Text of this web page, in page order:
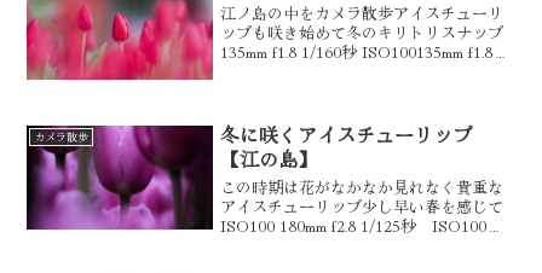
江ノ島の中をカメラ散歩アイスチューリ
ップも咲き始めて冬のキリトリスナップ
135mm f1.8 1/160秒 ISO100135mm f1.8
カメラ散歩
冬に咲くアイスチューリップ
【江の島】
この時期は花がなかなか見れなく貴重な
アイスチューリップ少し早い春を感じて
ISO100 180mm f2.8 1/125秒 ISO100